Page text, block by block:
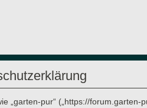
„garten-pur“ („https://